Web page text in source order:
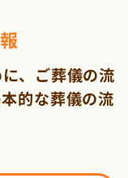
、ご葬儀の流
的な葬儀の流